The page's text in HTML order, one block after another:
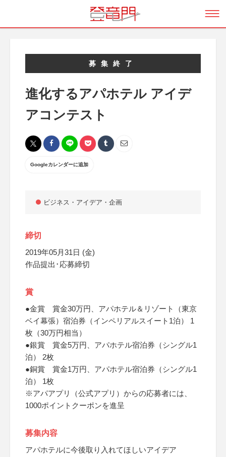
募集終了
進化するアパホテル アイデ
アコンテスト
Googleカレンダーに追加
ビジネス・アイデア・企画
締切
2019年05月31日 (金)
作品提出･応募締切
賞
●金賞 賞金30万円、アパホテル＆リゾート（東京
ベイ幕張）宿泊券（インペリアルスイート1泊） 1
枚（30万円相当）
●銀賞 賞金5万円、アパホテル宿泊券（シングル1
泊） 2枚
●銅賞 賞金1万円、アパホテル宿泊券（シングル1
泊） 1枚
※アパアプリ（公式アプリ）からの応募者には、
1000ポイントクーポンを進呈
募集内容
アパホテルに今後取り入れてほしいアイデア